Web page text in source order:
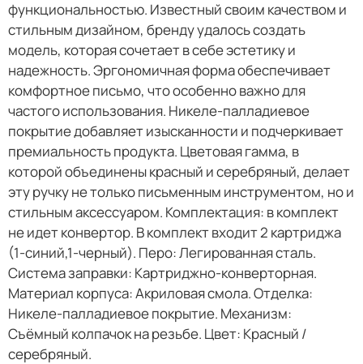
функциональностью. Известный своим качеством и
стильным дизайном, бренду удалось создать
модель, которая сочетает в себе эстетику и
надежность. Эргономичная форма обеспечивает
комфортное письмо, что особенно важно для
частого использования. Никеле-палладиевое
покрытие добавляет изысканности и подчеркивает
премиальность продукта. Цветовая гамма, в
которой объединены красный и серебряный, делает
эту ручку не только письменным инструментом, но и
стильным аксессуаром. Комплектация: в комплект
не идет конвертор. В комплект входит 2 картриджа
(1-синий,1-черный). Перо: Легированная сталь.
Система заправки: Картриджно-конверторная.
Материал корпуса: Акриловая смола. Отделка:
Никеле-палладиевое покрытие. Механизм:
Съёмный колпачок на резьбе. Цвет: Красный /
серебряный.